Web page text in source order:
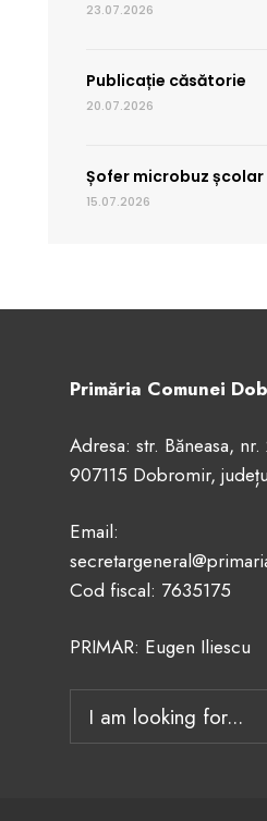
23.07.2026
Publicație căsătorie
20.07.2026
Șofer microbuz școlar
15.07.2026
Primăria Comunei
Adresa: str. Băneasa, nr.
907115 Dobromir,
Email:
Cod fiscal: 7635175
PRIMAR: Eugen Iliescu
for: